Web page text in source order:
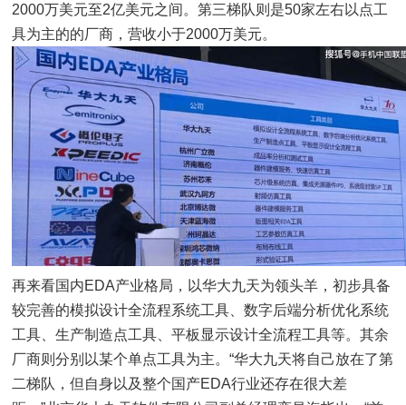
2000万美元至2亿美元之间。第三梯队则是50家左右以点工
具为主的的厂商，营收小于2000万美元。
再来看国内EDA产业格局，以华大九天为领头羊，初步具备
较完善的模拟设计全流程系统工具、数字后端分析优化系统
工具、生产制造点工具、平板显示设计全流程工具等。其余
厂商则分别以某个单点工具为主。“华大九天将自己放在了第
二梯队，但自身以及整个国产EDA行业还存在很大差